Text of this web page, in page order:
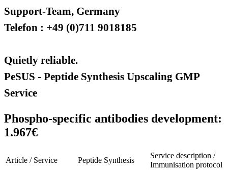
Support-Team, Germany
Telefon : +49 (0)711 9018185
Quietly reliable.
PeSUS - Peptide Synthesis Upscaling GMP
Service
Phospho-specific antibodies development:
1.967€
Article / Service Peptide Synthesis
Service description /
Immunisation protocol